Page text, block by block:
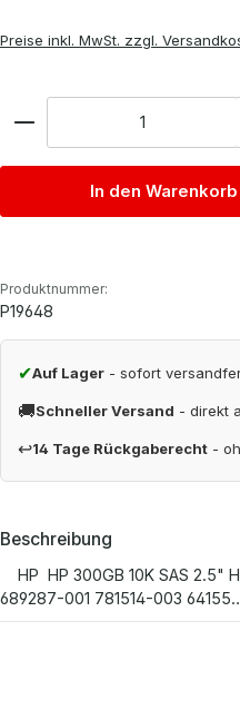
Preise inkl. MwSt. zzgl.
In den Warenkorb
Produktnummer:
P19648
✔Auf Lager - sofort
🚚Schneller Versand - direkt
↩14 Tage Rückgaberecht -
Beschreibung
HP HP 300GB 10K SAS 2.5"
689287-001 781514-003